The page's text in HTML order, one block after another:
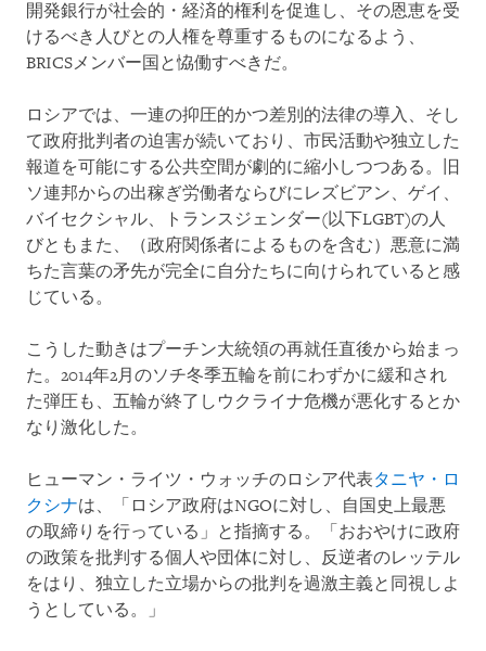
開発銀行が社会的・経済的権利を促進し、その恩恵を受
けるべき人びとの人権を尊重するものになるよう、
BRICSメンバー国と恊働すべきだ。
ロシアでは、一連の抑圧的かつ差別的法律の導入、そし
て政府批判者の迫害が続いており、市民活動や独立した
報道を可能にする公共空間が劇的に縮小しつつある。旧
ソ連邦からの出稼ぎ労働者ならびにレズビアン、ゲイ、
バイセクシャル、トランスジェンダー(以下LGBT)の人
びともまた、（政府関係者によるものを含む）悪意に満
ちた言葉の矛先が完全に自分たちに向けられていると感
じている。
こうした動きはプーチン大統領の再就任直後から始まっ
た。2014年2月のソチ冬季五輪を前にわずかに緩和され
た弾圧も、五輪が終了しウクライナ危機が悪化するとか
なり激化した。
ヒューマン・ライツ・ウォッチのロシア代表タニヤ・ロ
クシナは、「ロシア政府はNGOに対し、自国史上最悪
の取締りを行っている」と指摘する。「おおやけに政府
の政策を批判する個人や団体に対し、反逆者のレッテル
をはり、独立した立場からの批判を過激主義と同視しよ
うとしている。」